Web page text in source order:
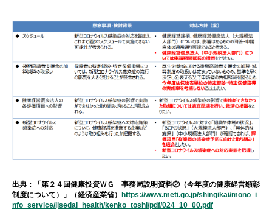
出典：「第２４回健康投資ＷＧ 事務局説明資料②（今年度の健康経営顕彰
制度について）」（経済産業省） https://www.meti.go.jp/shingikai/mono_i
nfo_service/jisedai_health/kenko_toshi/pdf/024_10_00.pdf